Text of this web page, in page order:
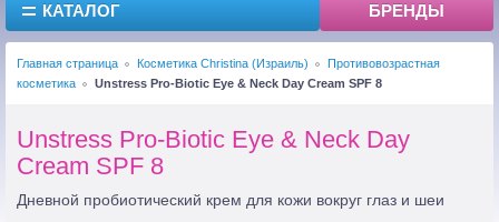
КАТАЛОГ БРЕНДЫ
Главная страница Косметика Christina (Израиль)
Противовозрастная
косметика
Unstress Pro-Biotic Eye & Neck Day Cream SPF 8
Unstress Pro-Biotic Eye & Neck Day
Cream SPF 8
Дневной пробиотический крем для кожи вокруг глаз и шеи